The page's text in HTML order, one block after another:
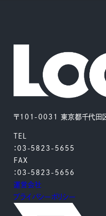
〒101-0031 東京都千代田
TEL
：03-5823-5655
FAX
：03-5823-5656
運営会社
プライバシーポリシー